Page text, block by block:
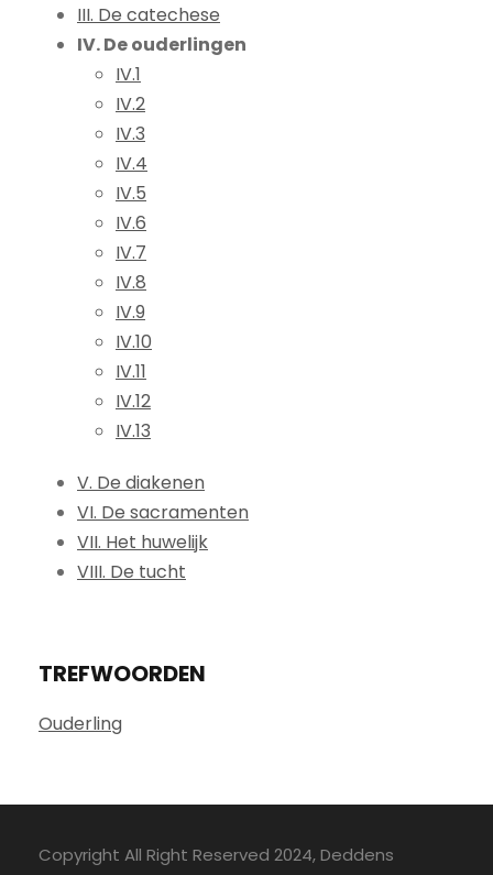
III. De catechese
IV. De ouderlingen
IV.1
IV.2
IV.3
IV.4
IV.5
IV.6
IV.7
IV.8
IV.9
IV.10
IV.11
IV.12
IV.13
V. De diakenen
VI. De sacramenten
VII. Het huwelijk
VIII. De tucht
TREFWOORDEN
Ouderling
Copyright All Right Reserved 2024, Deddens